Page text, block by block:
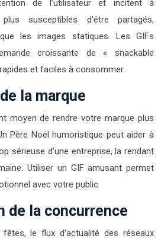
de l’utilisateur et incitent à
susceptibles d’être partagés,
les images statiques. Les GIFs
croissante de « snackable
et faciles à consommer.
la marque
moyen de rendre votre marque plus
Père Noël humoristique peut aider à
sérieuse d’une entreprise, la rendant
Utiliser un GIF amusant permet
avec votre public.
de la concurrence
le flux d’actualité des réseaux